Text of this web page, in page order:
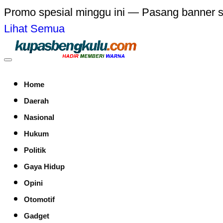
Promo spesial minggu ini — Pasang banner
Lihat Semua
Home
Daerah
Nasional
Hukum
Politik
Gaya Hidup
Opini
Otomotif
Gadget